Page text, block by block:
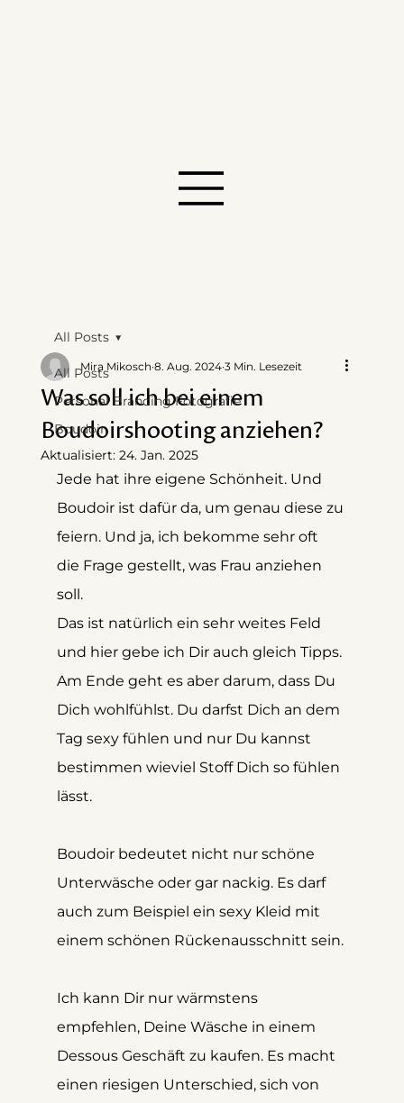
All Posts
Personal Branding Fotografie
Boudoir
All Posts
Was soll ich bei einem
Boudoirshooting anziehen?
Mira Mikosch 8. Aug. 2024 3 Min. Lesezeit
Aktualisiert: 24. Jan. 2025
Jede hat ihre eigene Schönheit. Und
Boudoir ist dafür da, um genau diese zu
feiern. Und ja, ich bekomme sehr oft
die Frage gestellt, was Frau anziehen
soll.
Das ist natürlich ein sehr weites Feld
und hier gebe ich Dir auch gleich Tipps.
Am Ende geht es aber darum, dass Du
Dich wohlfühlst. Du darfst Dich an dem
Tag sexy fühlen und nur Du kannst
bestimmen wieviel Stoff Dich so fühlen
lässt.
Boudoir bedeutet nicht nur schöne
Unterwäsche oder gar nackig. Es darf
auch zum Beispiel ein sexy Kleid mit
einem schönen Rückenausschnitt sein.
Ich kann Dir nur wärmstens
empfehlen, Deine Wäsche in einem
Dessous Geschäft zu kaufen. Es macht
einen riesigen Unterschied, sich von